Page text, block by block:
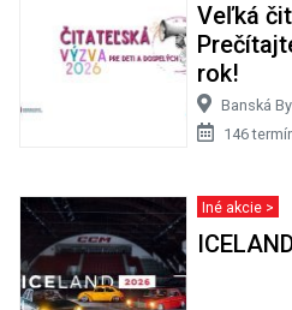
Veľká
rok!
Banská
146
Iné akcie >